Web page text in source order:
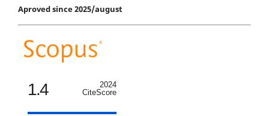
Aproved since 2025/august
1.4
2024
CiteScore